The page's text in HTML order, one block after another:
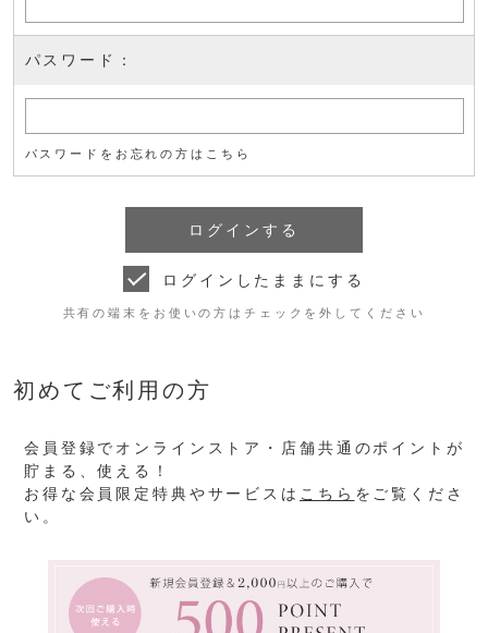
パスワード：
パスワードをお忘れの方はこちら
ログインしたままにする
共有の端末をお使いの方はチェックを外してください
初めてご利用の方
会員登録でオンラインストア・店舗共通のポイントが
貯まる、使える！
お得な会員限定特典やサービスは こちら をご覧くださ
い。